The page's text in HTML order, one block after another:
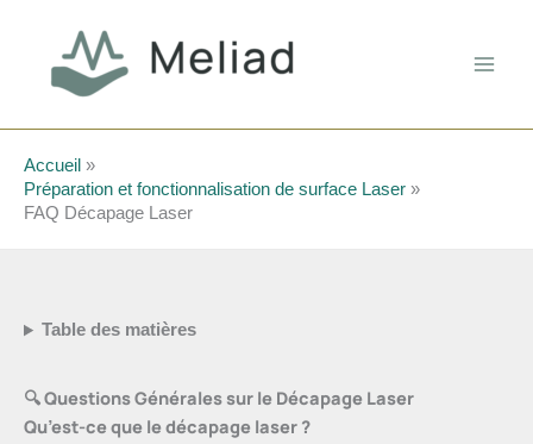
contenu
Accueil
Préparation et fonctionnalisation de surface Laser
FAQ Décapage Laser
Table des matières
🔍 Questions Générales sur le Décapage Laser
Qu’est-ce que le décapage laser ?